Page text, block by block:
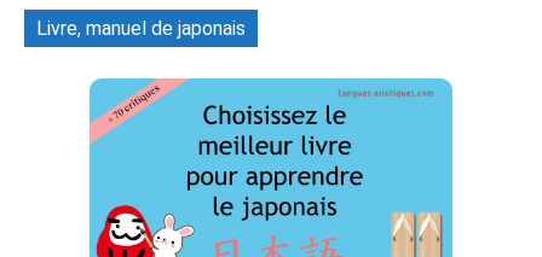
Livre, manuel de japonais